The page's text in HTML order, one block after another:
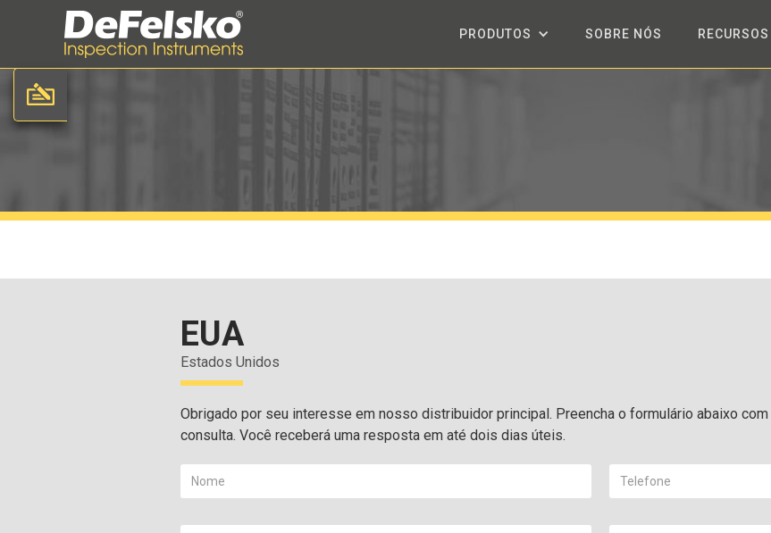
PRODUTOS SOBRE NÓS RECURSOS
EUA
Estados Unidos
Obrigado por seu interesse em nosso distribuidor principal. Preencha o formulário abaixo
consulta. Você receberá uma resposta em até dois dias úteis.